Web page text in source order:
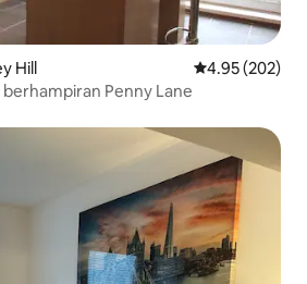
Hill Penarafan
4.95 (202)
Penny Lane